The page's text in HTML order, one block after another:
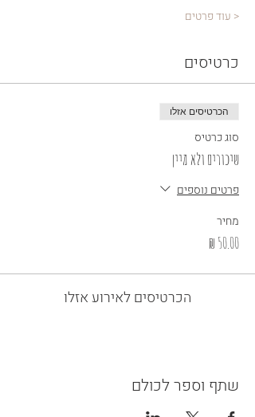
< עוד פרטים
כרטיסים
הכרטיסים אזלו
סוג כרטיס
שיכורים ולא מיין
פרטים נוספים
מחיר
הכרטיסים לאירוע אזלו
שתף וספר לכולם